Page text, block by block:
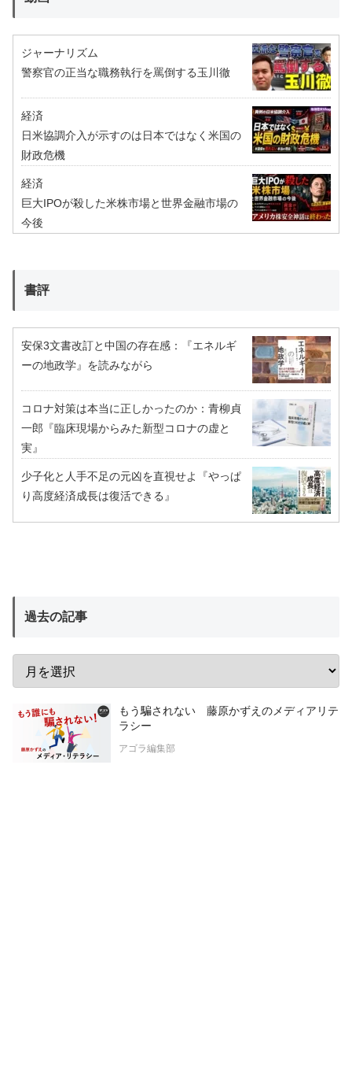
ジャーナリズム
警察官の正当な職務執行を罵倒する玉川徹
経済
日米協調介入が示すのは日本ではなく米国の
財政危機
経済
巨大IPOが殺した米株市場と世界金融市場の
今後
書評
安保3文書改訂と中国の存在感：『エネルギ
ーの地政学』を読みながら
コロナ対策は本当に正しかったのか：青柳貞
一郎『臨床現場からみた新型コロナの虚と
実』
少子化と人手不足の元凶を直視せよ『やっぱ
り高度経済成長は復活できる』
過去の記事
もう騙されない 藤原かずえのメディアリテ
ラシー
アゴラ編集部